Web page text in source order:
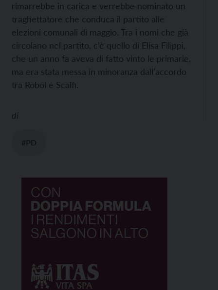
rimarrebbe in carica e verrebbe nominato un
traghettatore che conduca il partito alle
elezioni comunali di maggio. Tra i nomi che già
circolano nel partito, c’è quello di Elisa Filippi,
che un anno fa aveva di fatto vinto le primarie,
ma era stata messa in minoranza dall’accordo
tra Robol e Scalfi.
di
#PD